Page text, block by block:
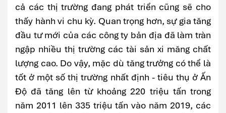
cả các thị trường đang phát triển cũng sẽ cho
thấy hành vi chu kỳ. Quan trọng hơn, sự gia tăng
đầu tư mới của các công ty bản địa đã làm tràn
ngập nhiều thị trường các tài sản xi măng chất
lượng cao. Do vậy, mặc dù tăng trưởng có thể là
tốt ở một số thị trường nhất định - tiêu thụ ở Ấn
Độ đã tăng lên từ khoảng 220 triệu tấn trong
năm 2011 lên 335 triệu tấn vào năm 2019, các